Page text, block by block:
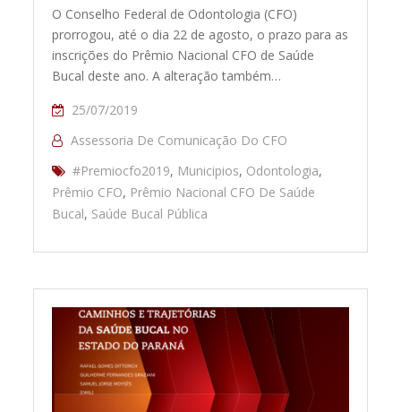
O Conselho Federal de Odontologia (CFO)
prorrogou, até o dia 22 de agosto, o prazo para as
inscrições do Prêmio Nacional CFO de Saúde
Bucal deste ano. A alteração também…
25/07/2019
Assessoria De Comunicação Do CFO
#Premiocfo2019, Municipios, Odontologia,
Prêmio CFO, Prêmio Nacional CFO De Saúde
Bucal, Saúde Bucal Pública